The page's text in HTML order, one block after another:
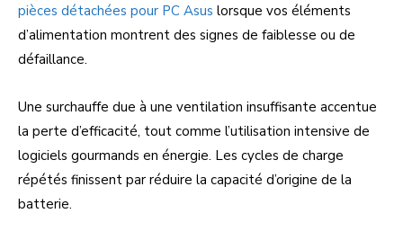
pièces détachées pour PC Asus lorsque vos éléments
d’alimentation montrent des signes de faiblesse ou de
défaillance.
Une surchauffe due à une ventilation insuffisante accentue
la perte d’efficacité, tout comme l’utilisation intensive de
logiciels gourmands en énergie. Les cycles de charge
répétés finissent par réduire la capacité d’origine de la
batterie.